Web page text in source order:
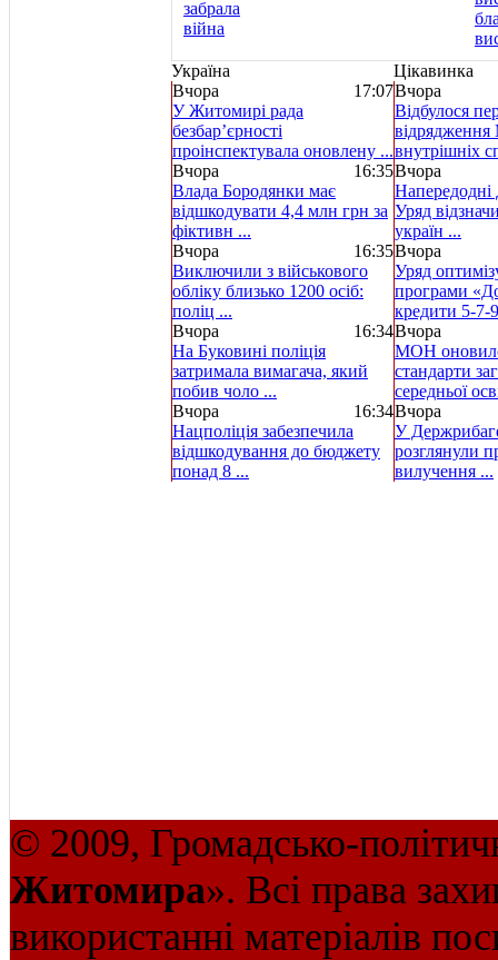
Україна
Цікавинка
Вчора
17:07
У Житомирі рада
безбар’єрності
проінспектувала оновлену ...
Вчора
16:35
Влада Бородянки має
відшкодувати 4,4 млн грн за
фіктивн ...
Вчора
16:35
Виключили з військового
обліку близько 1200 осіб:
поліц ...
Вчора
16:34
На Буковині поліція
затримала вимагача, який
побив чоло ...
Вчора
16:34
Нацполіція забезпечила
відшкодування до бюджету
понад 8 ...
Вчора
Відбулося
відрядження
внутрішніх
Вчора
Напередодні
Уряд
україн ...
Вчора
Уряд
програми
кредити 5-7-
Вчора
МОН
стандарти
середньої
Вчора
У
розглянули
вилучення ...
© 2009, Громадсько-
Житомира». Всі права
використанні матеріалів